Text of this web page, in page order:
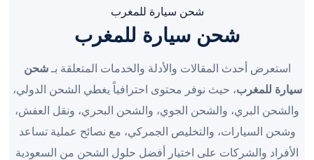
شحن سيارة للمغرب
شحن سيارة للمغرب
استعرض أحدث المقالات والأدلة والخدمات المتعلقة بـشحن
سيارة للمغرب، حيث نوفر محتوى احترافياً يغطي الشحن الدولي،
والشحن البري، والشحن الجوي، والشحن البحري، ونقل العفش،
وشحن السيارات، والتخليص الجمركي، مع نصائح عملية تساعد
الأفراد والشركات على اختيار أفضل حلول الشحن من السعودية